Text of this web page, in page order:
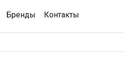
Бренды Контакты